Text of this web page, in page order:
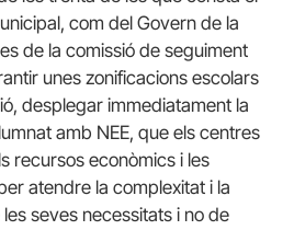
com del Govern de la
de la comissió de seguiment
unes zonificacions escolars
desplegar immediatament la
amb NEE, que els centres
recursos econòmics i les
atendre la complexitat i la
seves necessitats i no de